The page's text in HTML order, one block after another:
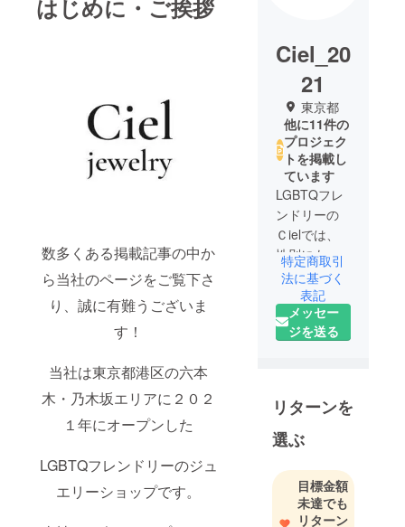
はじめに・ご挨拶
数多くある掲載記事の中か
ら当社のページをご覧下さ
り、誠に有難うございま
す！
当社は東京都港区の六本
木・乃木坂エリアに２０２
１年にオープンした
LGBTQフレンドリーのジュ
エリーショップです。
Ciel_20
21
東京都
他に11件の
プロジェク
トを掲載し
ています
LGBTQフレ
ンドリーの
Ｃielでは、
性別にも多
様性がある
ように様々
な色や形の
宝石を取り
日の目を浴
びていない
美しい宝石
や、内包物
があり捨て
られてしま
特定商取引
法に基づく
表記
メッセー
ジを送る
リターンを
選ぶ
目標金額
未達でも
リターン